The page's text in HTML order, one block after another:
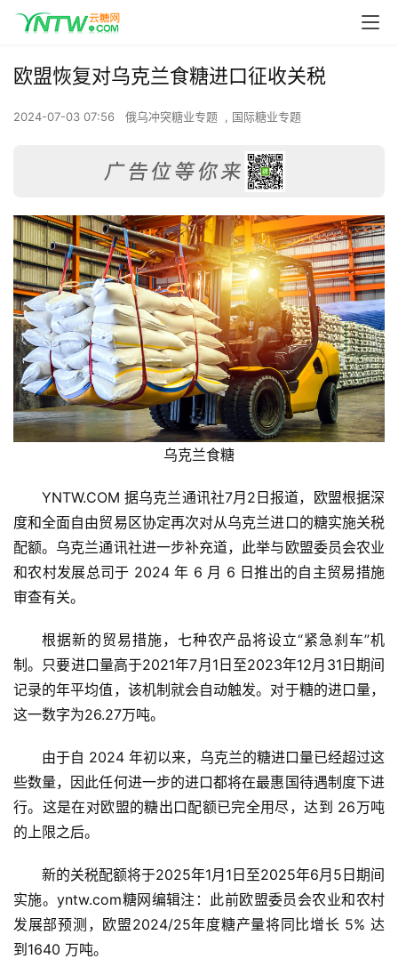
首
页
云
糖
网
公
欧盟恢复对乌克兰食糖进口征收关税
2024-07-03 07:56 俄乌冲突糖业专题 , 国际糖业专题
乌克兰食糖
YNTW.COM 据乌克兰通讯社7月2日报道，欧盟根据深
度和全面自由贸易区协定再次对从乌克兰进口的糖实施关税
配额。乌克兰通讯社进一步补充道，此举与欧盟委员会农业
和农村发展总司于 2024 年 6 月 6 日推出的自主贸易措施
审查有关。
根据新的贸易措施，七种农产品将设立“紧急刹车”机
制。只要进口量高于2021年7月1日至2023年12月31日期间
记录的年平均值，该机制就会自动触发。对于糖的进口量，
这一数字为26.27万吨。
由于自 2024 年初以来，乌克兰的糖进口量已经超过这
些数量，因此任何进一步的进口都将在最惠国待遇制度下进
行。这是在对欧盟的糖出口配额已完全用尽，达到 26万吨
的上限之后。
新的关税配额将于2025年1月1日至2025年6月5日期间
实施。yntw.com糖网编辑注：此前欧盟委员会农业和农村
发展部预测，欧盟2024/25年度糖产量将同比增长 5% 达
到1640 万吨。